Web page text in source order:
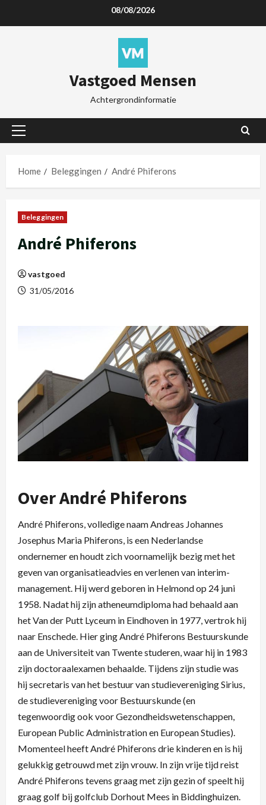
08/08/2026
Vastgoed Mensen
Achtergrondinformatie
Home Beleggingen André Phiferons
Beleggingen
André Phiferons
vastgoed
31/05/2016
Over André Phiferons
André Phiferons, volledige naam Andreas Johannes
Josephus Maria Phiferons, is een Nederlandse
ondernemer en houdt zich voornamelijk bezig met het
geven van organisatieadvies en verlenen van interim-
management. Hij werd geboren in Helmond op 24 juni
1958. Nadat hij zijn atheneumdiploma had behaald aan
het Van der Putt Lyceum in Eindhoven in 1977, vertrok hij
naar Enschede. Hier ging André Phiferons Bestuurskunde
aan de Universiteit van Twente studeren, waar hij in 1983
zijn doctoraalexamen behaalde. Tijdens zijn studie was
hij secretaris van het bestuur van studievereniging Sirius,
de studievereniging voor Bestuurskunde (en
tegenwoordig ook voor Gezondheidswetenschappen,
European Public Administration en European Studies).
Momenteel heeft André Phiferons drie kinderen en is hij
gelukkig getrouwd met zijn vrouw. In zijn vrije tijd reist
André Phiferons tevens graag met zijn gezin of speelt hij
graag golf bij golfclub Dorhout Mees in Biddinghuizen.